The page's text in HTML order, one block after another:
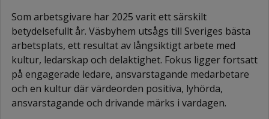
Som arbetsgivare har 2025 varit ett särskilt
betydelsefullt år. Väsbyhem utsågs till Sveriges bästa
arbetsplats, ett resultat av långsiktigt arbete med
kultur, ledarskap och delaktighet. Fokus ligger fortsatt
på engagerade ledare, ansvarstagande medarbetare
och en kultur där värdeorden positiva, lyhörda,
ansvarstagande och drivande märks i vardagen.